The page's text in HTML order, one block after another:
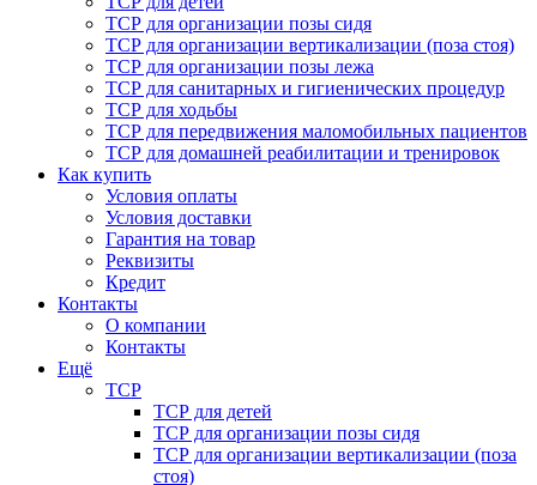
ТСР для организации позы сидя
ТСР для организации вертикализации (поза стоя)
ТСР для организации позы лежа
ТСР для санитарных и гигиенических процедур
ТСР для ходьбы
ТСР для передвижения маломобильных пациентов
ТСР для домашней реабилитации и тренировок
Как купить
Условия оплаты
Условия доставки
Гарантия на товар
Реквизиты
Кредит
Контакты
О компании
Контакты
Ещё
ТСР
ТСР для детей
ТСР для организации позы сидя
ТСР для организации вертикализации (поза
стоя)